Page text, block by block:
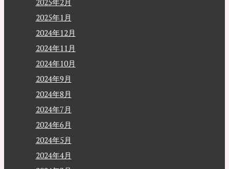
2025年1月
2024年12月
2024年11月
2024年10月
2024年9月
2024年8月
2024年7月
2024年6月
2024年5月
2024年4月